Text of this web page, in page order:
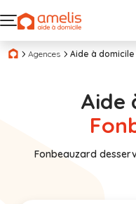
Agences Aide à
Aide
Fonbeauzard